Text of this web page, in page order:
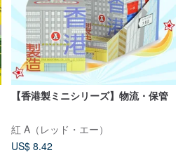
【香港製ミニシリーズ】物流・保管
紅 A（レッド・エー）
US$ 8.42